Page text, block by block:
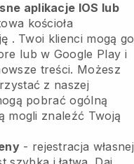
aplikacje IOS lub
kościoła
. Twoi klienci mogą go
lub w Google Play i
treści. Możesz
z naszej
pobrać ogólną
mogli znaleźć Twoją
- rejestracja własnej